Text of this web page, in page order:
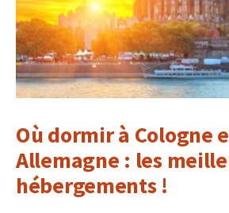
Où dormir à Cologne
Allemagne : les
hébergements !